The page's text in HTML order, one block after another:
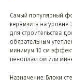
Самый популярный
керамзита на уровне
для строительства
обязательным
минимум 10 см
пенопластом или
Назначение: Блоки